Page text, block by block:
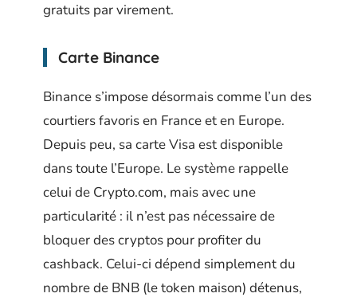
gratuits par virement.
Carte Binance
Binance s’impose désormais comme l’un des
courtiers favoris en France et en Europe.
Depuis peu, sa carte Visa est disponible
dans toute l’Europe. Le système rappelle
celui de Crypto.com, mais avec une
particularité : il n’est pas nécessaire de
bloquer des cryptos pour profiter du
cashback. Celui-ci dépend simplement du
nombre de BNB (le token maison) détenus,